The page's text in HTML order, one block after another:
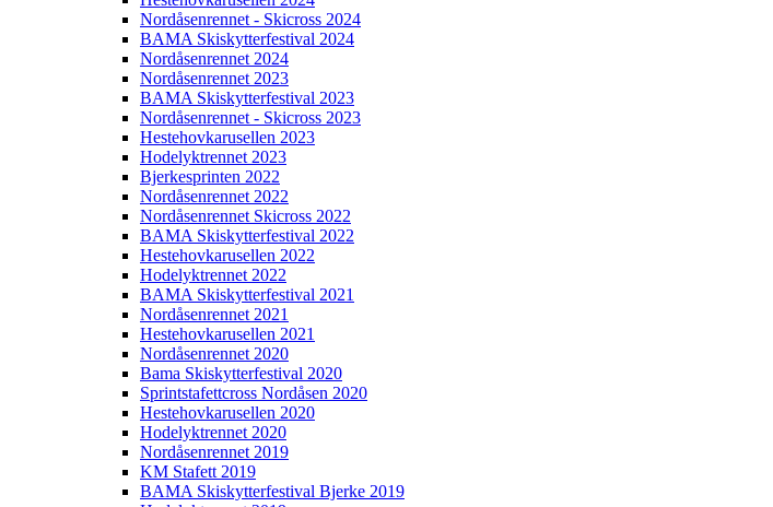
Nordåsenrennet - Skicross 2024
BAMA Skiskytterfestival 2024
Nordåsenrennet 2024
Nordåsenrennet 2023
BAMA Skiskytterfestival 2023
Nordåsenrennet - Skicross 2023
Hestehovkarusellen 2023
Hodelyktrennet 2023
Bjerkesprinten 2022
Nordåsenrennet 2022
Nordåsenrennet Skicross 2022
BAMA Skiskytterfestival 2022
Hestehovkarusellen 2022
Hodelyktrennet 2022
BAMA Skiskytterfestival 2021
Nordåsenrennet 2021
Hestehovkarusellen 2021
Nordåsenrennet 2020
Bama Skiskytterfestival 2020
Sprintstafettcross Nordåsen 2020
Hestehovkarusellen 2020
Hodelyktrennet 2020
Nordåsenrennet 2019
KM Stafett 2019
BAMA Skiskytterfestival Bjerke 2019